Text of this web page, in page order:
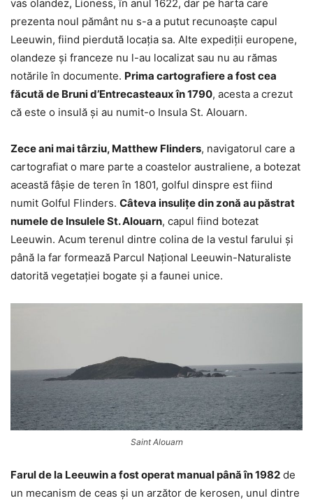
vas olandez, Lioness, în anul 1622, dar pe harta care
prezenta noul pământ nu s-a a putut recunoaște capul
Leeuwin, fiind pierdută locația sa. Alte expediții europene,
olandeze și franceze nu l-au localizat sau nu au rămas
notările în documente. Prima cartografiere a fost cea
făcută de Bruni d’Entrecasteaux în 1790, acesta a crezut
că este o insulă și au numit-o Insula St. Alouarn.
Zece ani mai târziu, Matthew Flinders, navigatorul care a
cartografiat o mare parte a coastelor australiene, a botezat
această fâșie de teren în 1801, golful dinspre est fiind
numit Golful Flinders. Câteva insulițe din zonă au păstrat
numele de Insulele St. Alouarn, capul fiind botezat
Leeuwin. Acum terenul dintre colina de la vestul farului și
până la far formează Parcul Național Leeuwin-Naturaliste
datorită vegetației bogate și a faunei unice.
Saint Alouarn
Farul de la Leeuwin a fost operat manual până în 1982 de
un mecanism de ceas și un arzător de kerosen, unul dintre